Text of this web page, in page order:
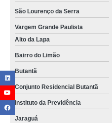
São Lourenço da Serra
Vargem Grande Paulista
Alto da Lapa
Bairro do Limão
Butantã
Conjunto Residencial Butantã
Instituto da Previdência
Jaraguá